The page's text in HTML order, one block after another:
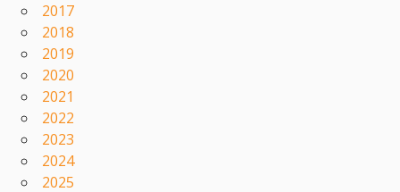
2017
2018
2019
2020
2021
2022
2023
2024
2025